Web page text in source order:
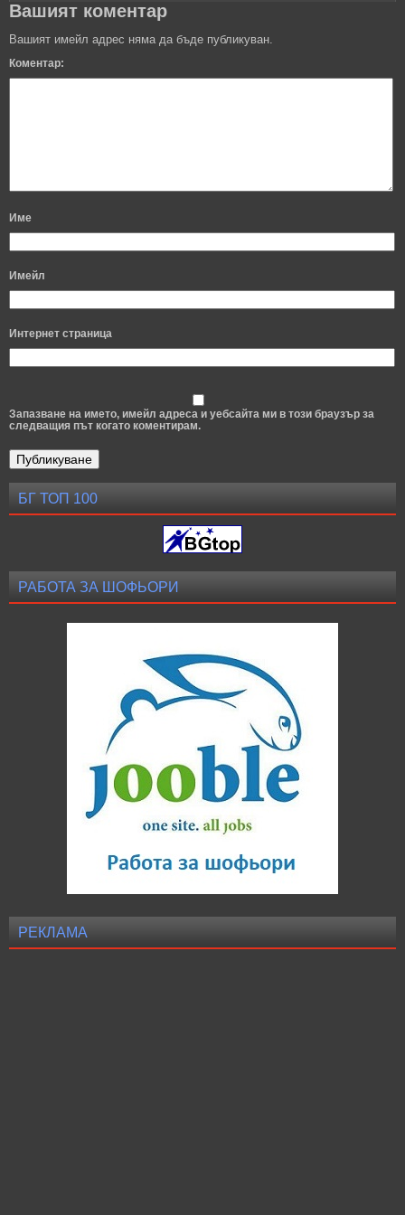
Вашият коментар
Вашият имейл адрес няма да бъде публикуван.
Коментар:
Име
Имейл
Интернет страница
Запазване на името, имейл адреса и уебсайта ми в този браузър за
следващия път когато коментирам.
БГ ТОП 100
РАБОТА ЗА ШОФЬОРИ
РЕКЛАМА